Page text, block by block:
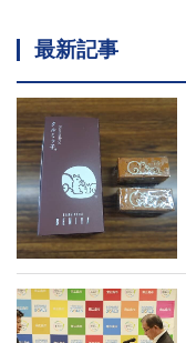
最新記事